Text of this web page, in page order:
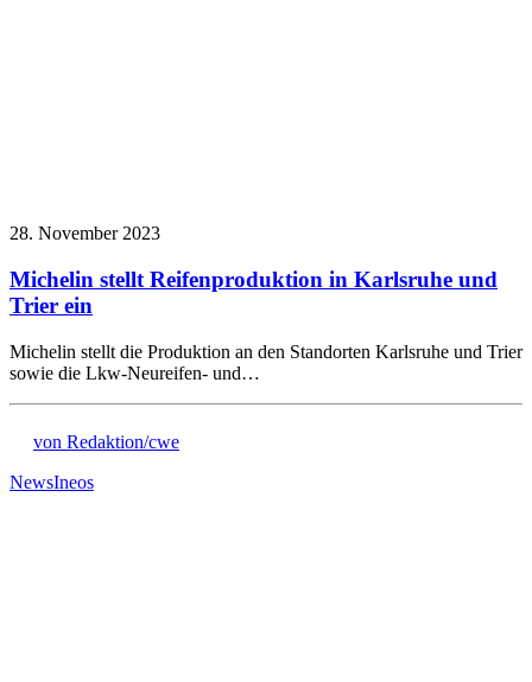
28. November 2023
Michelin stellt Reifenproduktion in Karlsruhe und
Trier ein
Michelin stellt die Produktion an den Standorten Karlsruhe und Trier
sowie die Lkw-Neureifen- und…
von Redaktion/cwe
NewsIneos